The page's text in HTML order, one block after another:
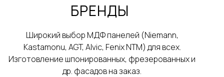
БРЕНДЫ
Широкий выбор МДФ панелей (Niemann,
Kastamonu, AGT, Alvic, Fenix NTM) для всех.
Изготовление шпонированных, фрезерованных и
др. фасадов на заказ.